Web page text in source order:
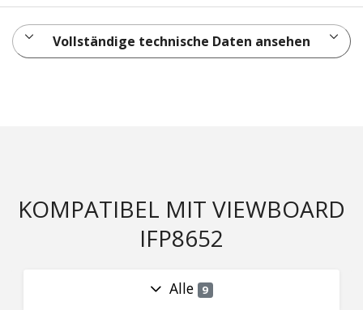
Vollständige technische Daten ansehen
KOMPATIBEL MIT VIEWBOARD
IFP8652
Alle 9